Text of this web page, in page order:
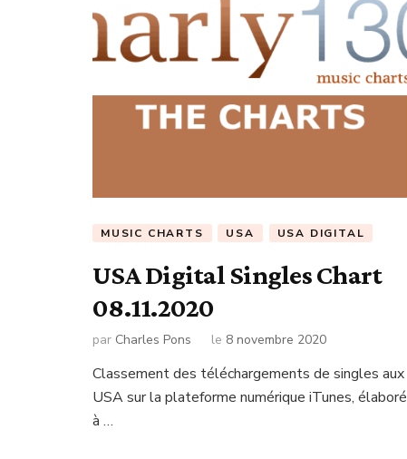
MUSIC CHARTS USA USA DIGITAL
USA Digital Singles Chart
08.11.2020
par Charles Pons le 8 novembre 2020
Classement des téléchargements de singles aux
USA sur la plateforme numérique iTunes, élaboré
à …